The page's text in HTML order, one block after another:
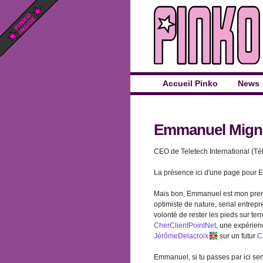
Accueil Pinko News
Emmanuel
CEO de Teletech International
La présence ici d'une page pour
Mais bon, Emmanuel est mon
optimiste de nature, serial
volonté de rester les pieds sur
CherClientPointNet , une
JérômeDelacroix
sur un futur
Emmanuel, si tu passes par ici